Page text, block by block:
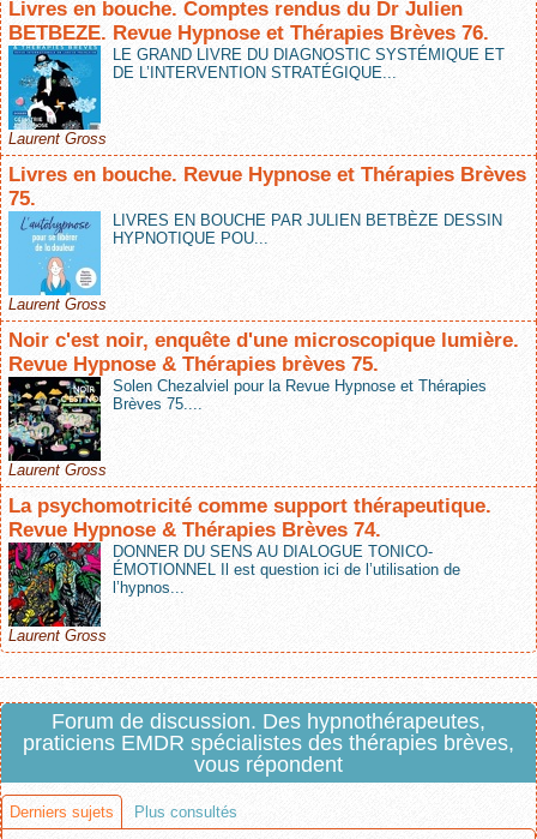
Livres en bouche. Comptes rendus du Dr Julien
BETBEZE. Revue Hypnose et Thérapies Brèves 76.
LE GRAND LIVRE DU DIAGNOSTIC SYSTÉMIQUE ET
DE L’INTERVENTION STRATÉGIQUE...
Laurent Gross
Livres en bouche. Revue Hypnose et Thérapies Brèves
75.
LIVRES EN BOUCHE PAR JULIEN BETBÈZE DESSIN
HYPNOTIQUE POU...
Laurent Gross
Noir c'est noir, enquête d'une microscopique lumière.
Revue Hypnose & Thérapies brèves 75.
Solen Chezalviel pour la Revue Hypnose et Thérapies
Brèves 75....
Laurent Gross
La psychomotricité comme support thérapeutique.
Revue Hypnose & Thérapies Brèves 74.
DONNER DU SENS AU DIALOGUE TONICO-
ÉMOTIONNEL Il est question ici de l’utilisation de
l’hypnos...
Laurent Gross
Forum de discussion. Des hypnothérapeutes,
praticiens EMDR spécialistes des thérapies brèves,
vous répondent
Derniers sujets Plus consultés